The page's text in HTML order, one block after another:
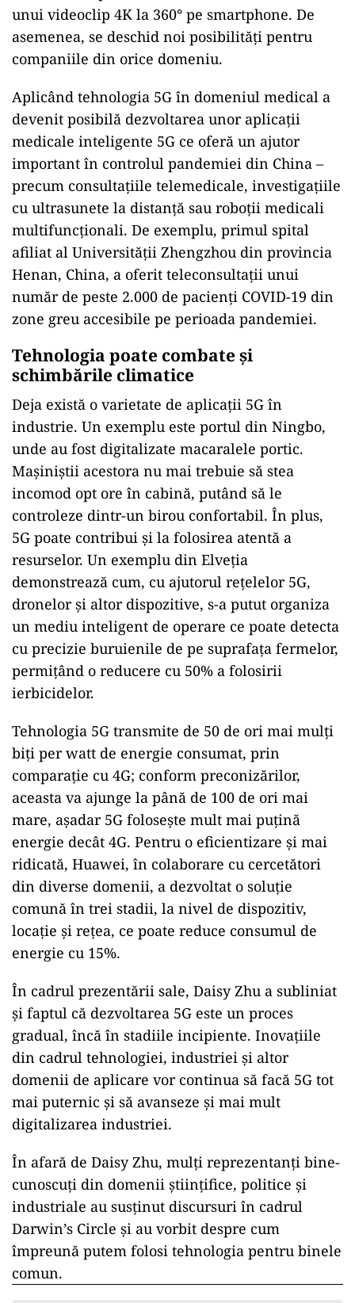
ad
Tehnologia 5G aduce noi experiențe interesante
pentru utilizatorii finali. De exemplu, latența
scăzută face posibilă vizionarea fără întârzieri a
unui videoclip 4K la 360° pe smartphone. De
asemenea, se deschid noi posibilități pentru
companiile din orice domeniu.
Aplicând tehnologia 5G în domeniul medical a
devenit posibilă dezvoltarea unor aplicații
medicale inteligente 5G ce oferă un ajutor
important în controlul pandemiei din China –
precum consultațiile telemedicale, investigațiile
cu ultrasunete la distanță sau roboții medicali
multifuncționali. De exemplu, primul spital
afiliat al Universității Zhengzhou din provincia
Henan, China, a oferit teleconsultații unui
număr de peste 2.000 de pacienți COVID-19 din
zone greu accesibile pe perioada pandemiei.
Tehnologia poate combate și
schimbările climatice
Deja există o varietate de aplicații 5G în
industrie. Un exemplu este portul din Ningbo,
unde au fost digitalizate macaralele portic.
Mașiniștii acestora nu mai trebuie să stea
incomod opt ore în cabină, putând să le
controleze dintr-un birou confortabil. În plus,
5G poate contribui și la folosirea atentă a
resurselor. Un exemplu din Elveția
demonstrează cum, cu ajutorul rețelelor 5G,
dronelor și altor dispozitive, s-a putut organiza
un mediu inteligent de operare ce poate detecta
cu precizie buruienile de pe suprafața fermelor,
permițând o reducere cu 50% a folosirii
ierbicidelor.
Tehnologia 5G transmite de 50 de ori mai mulți
biți per watt de energie consumat, prin
comparație cu 4G; conform preconizărilor,
aceasta va ajunge la până de 100 de ori mai
mare, așadar 5G folosește mult mai puțină
energie decât 4G. Pentru o eficientizare și mai
ridicată, Huawei, în colaborare cu cercetători
din diverse domenii, a dezvoltat o soluție
locație și rețea, ce poate reduce consumul de
energie cu 15%.
În cadrul prezentării sale, Daisy Zhu a subliniat
și faptul că dezvoltarea 5G este un proces
gradual, încă în stadiile incipiente. Inovațiile
din cadrul tehnologiei, industriei și altor